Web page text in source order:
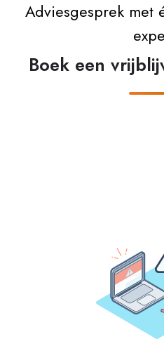
Adviesgesprek met
Boek een